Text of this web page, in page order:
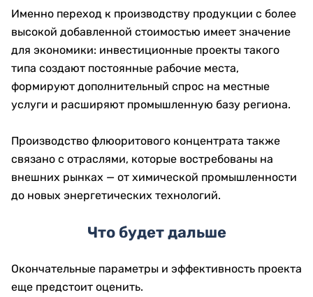
Именно переход к производству продукции с более
высокой добавленной стоимостью имеет значение
для экономики: инвестиционные проекты такого
типа создают постоянные рабочие места,
формируют дополнительный спрос на местные
услуги и расширяют промышленную базу региона.
Производство флюоритового концентрата также
связано с отраслями, которые востребованы на
внешних рынках — от химической промышленности
до новых энергетических технологий.
Что будет дальше
Окончательные параметры и эффективность проекта
еще предстоит оценить.